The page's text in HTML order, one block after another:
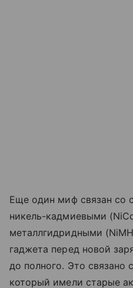
Еще один миф связан со
никель-кадмиевыми
металлгидридными
гаджета перед новой
до полного. Это связано
который имели старые